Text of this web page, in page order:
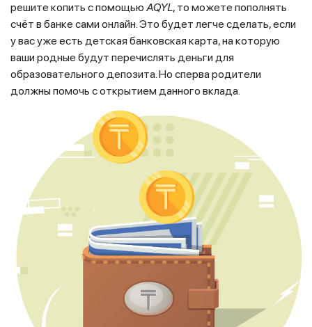
решите копить с помощью AQYL, то можете пополнять
счёт в банке сами онлайн. Это будет легче сделать, если
у вас уже есть детская банковская карта, на которую
ваши родные будут перечислять деньги для
образовательного депозита. Но сперва родители
должны помочь с открытием данного вклада.